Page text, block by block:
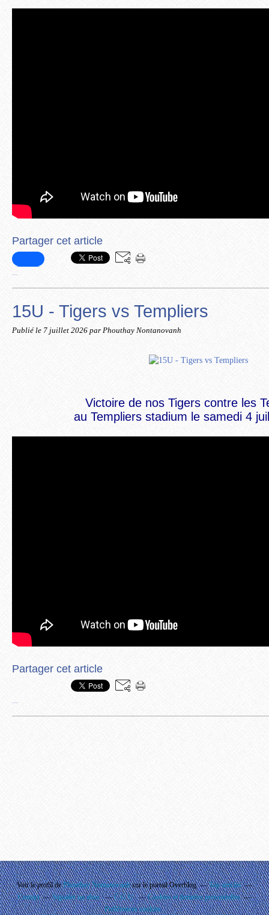
Partager cet article
15U - Tigers vs Templiers
Publié le 7 juillet 2026 par Phouthay Nontanovanh
Victoire de nos Tigers contre les
au Templiers stadium le samedi 4
Partager cet article
Voir le profil dePhouthay Nontanovanhsur le portail Overblog
Top articles
Contact
Signaler un abus C.G.U.
Cookies et données personnelles
Préférences cookies